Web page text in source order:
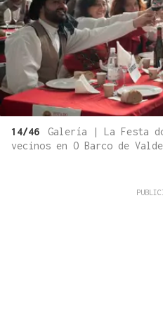
14/46
Galería | La Festa
vecinos en O Barco de